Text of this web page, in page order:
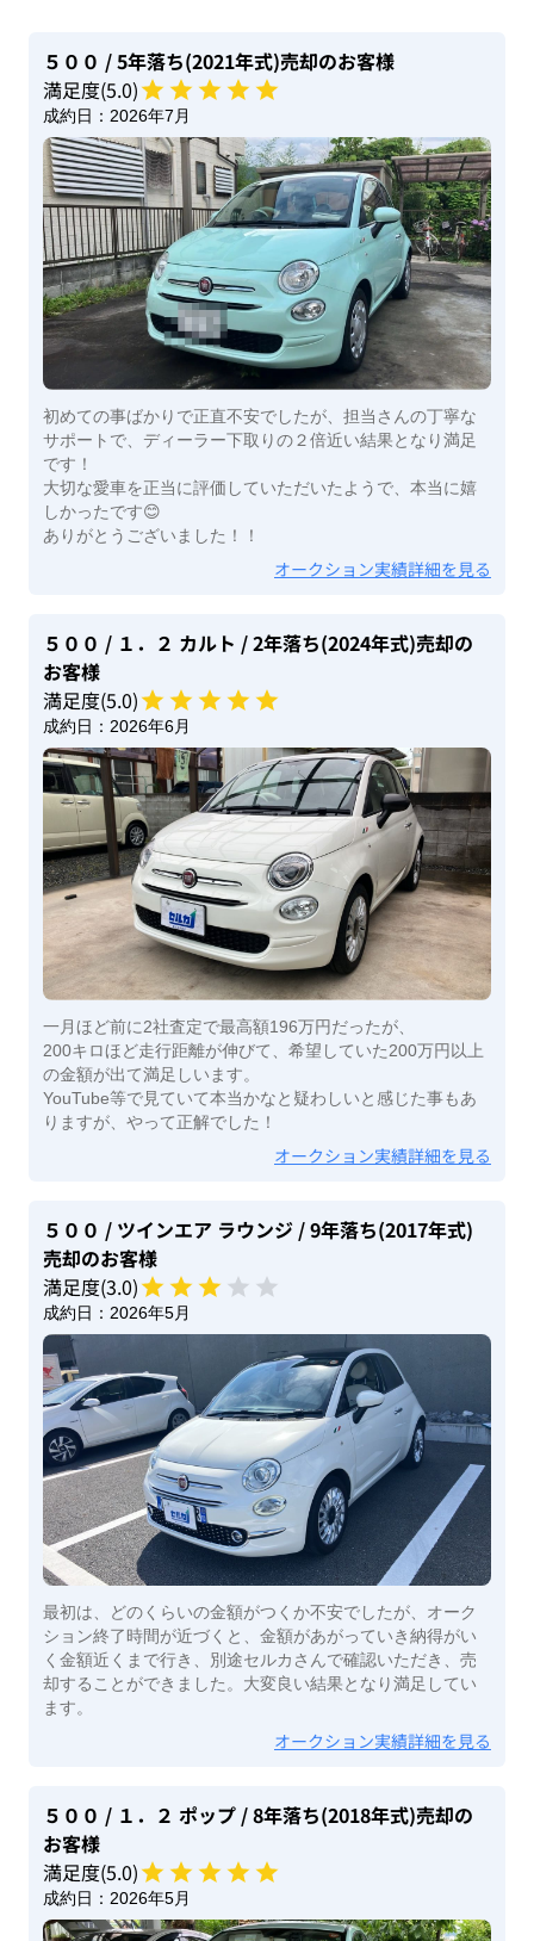
５００ / 5年落ち(2021年式)売却のお客様
満足度(5.0)
成約日： 2026年7月
初めての事ばかりで正直不安でしたが、担当さんの丁寧な
サポートで、ディーラー下取りの２倍近い結果となり満足
です！
大切な愛車を正当に評価していただいたようで、本当に嬉
しかったです😊
ありがとうございました！！
オークション実績詳細を見る
５００ / １．２ カルト / 2年落ち(2024年式)売却の
お客様
満足度(5.0)
成約日： 2026年6月
一月ほど前に2社査定で最高額196万円だったが、
200キロほど走行距離が伸びて、希望していた200万円以上
の金額が出て満足しいます。
YouTube等で見ていて本当かなと疑わしいと感じた事もあ
りますが、やって正解でした！
オークション実績詳細を見る
５００ / ツインエア ラウンジ / 9年落ち(2017年式)
売却のお客様
満足度(3.0)
成約日： 2026年5月
最初は、どのくらいの金額がつくか不安でしたが、オーク
ション終了時間が近づくと、金額があがっていき納得がい
く金額近くまで行き、別途セルカさんで確認いただき、売
却することができました。大変良い結果となり満足してい
ます。
オークション実績詳細を見る
５００ / １．２ ポップ / 8年落ち(2018年式)売却の
お客様
満足度(5.0)
成約日： 2026年5月